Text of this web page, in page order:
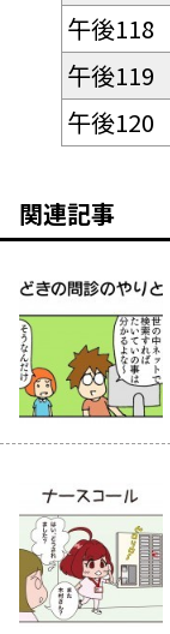
午後118
午後119
午後120
関連記事